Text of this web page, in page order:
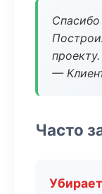
Спасибо
—
Часто